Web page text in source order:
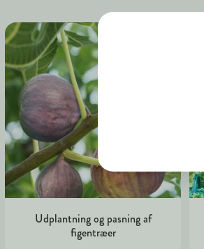
Udplantning og pasning af
figentræer